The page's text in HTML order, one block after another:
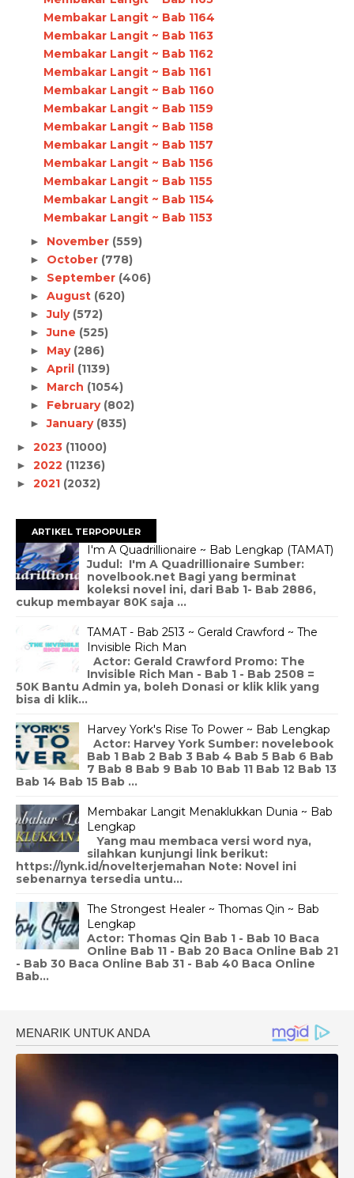
Membakar Langit ~ Bab 1164
Membakar Langit ~ Bab 1163
Membakar Langit ~ Bab 1162
Membakar Langit ~ Bab 1161
Membakar Langit ~ Bab 1160
Membakar Langit ~ Bab 1159
Membakar Langit ~ Bab 1158
Membakar Langit ~ Bab 1157
Membakar Langit ~ Bab 1156
Membakar Langit ~ Bab 1155
Membakar Langit ~ Bab 1154
Membakar Langit ~ Bab 1153
► November (559)
► October (778)
► September (406)
► August (620)
►July (572)
►June (525)
► May (286)
► April (1139)
► March (1054)
► February (802)
►January (835)
► 2023 (11000)
► 2022 (11236)
► 2021 (2032)
ARTIKEL TERPOPULER
I'm A Quadrillionaire ~ Bab Lengkap (TAMAT)
Judul: I'm A Quadrillionaire Sumber:
novelbook.net Bagi yang berminat
koleksi novel ini, dari Bab 1- Bab 2886,
cukup membayar 80K saja ...
TAMAT - Bab 2513 ~ Gerald Crawford ~ The
Invisible Rich Man
Actor: Gerald Crawford Promo: The
Invisible Rich Man - Bab 1 - Bab 2508 =
50K Bantu Admin ya, boleh Donasi or klik klik yang
bisa di klik...
Harvey York's Rise To Power ~ Bab Lengkap
Actor: Harvey York Sumber: novelebook
Bab 1 Bab 2 Bab 3 Bab 4 Bab 5 Bab 6 Bab
7 Bab 8 Bab 9 Bab 10 Bab 11 Bab 12 Bab 13
Bab 14 Bab 15 Bab ...
Membakar Langit Menaklukkan Dunia ~ Bab
Lengkap
Yang mau membaca versi word nya,
silahkan kunjungi link berikut:
https://lynk.id/novelterjemahan Note: Novel ini
sebenarnya tersedia untu...
The Strongest Healer ~ Thomas Qin ~ Bab
Lengkap
Actor: Thomas Qin Bab 1 - Bab 10 Baca
Online Bab 11 - Bab 20 Baca Online Bab 21
- Bab 30 Baca Online Bab 31 - Bab 40 Baca Online
Bab...